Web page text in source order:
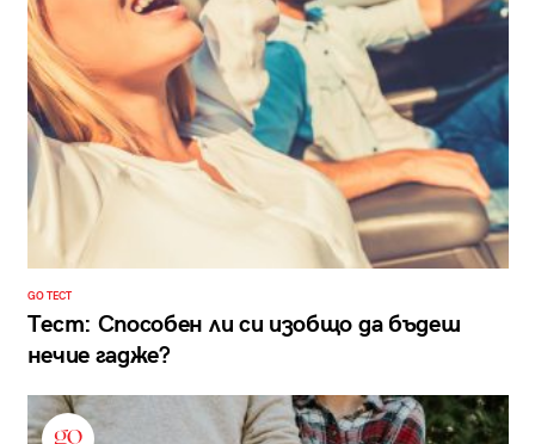
GO ТЕСТ
Тест: Способен ли си изобщо да бъдеш
нечие гадже?